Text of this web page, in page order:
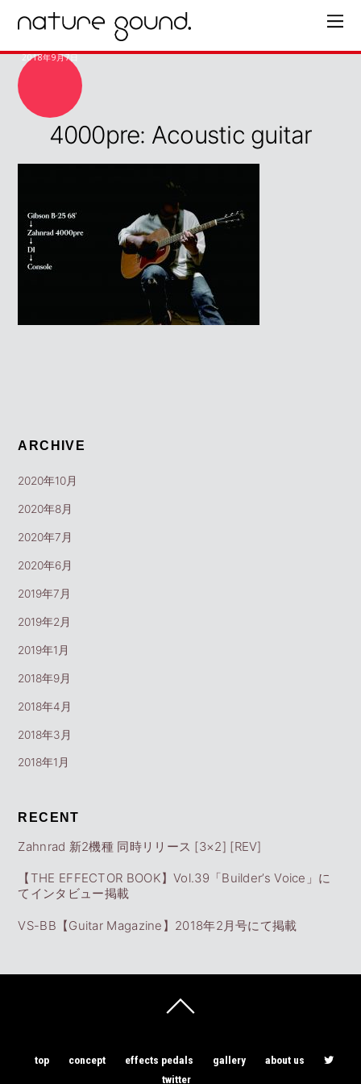
2018年9月7日
4000pre: Acoustic guitar
ARCHIVE
2020年10月
2020年8月
2020年7月
2020年6月
2019年7月
2019年2月
2019年1月
2018年9月
2018年4月
2018年3月
2018年1月
RECENT
Zahnrad 新2機種 同時リリース [3×2] [REV]
【THE EFFECTOR BOOK】Vol.39「Builder’s Voice」に
てインタビュー掲載
VS-BB【Guitar Magazine】2018年2月号にて掲載
top concept effects pedals gallery
about us
twitter